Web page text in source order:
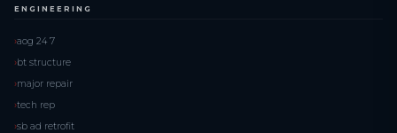
ENGINEERING
aog 24 7
bt structure
major repair
tech rep
sb ad retrofit